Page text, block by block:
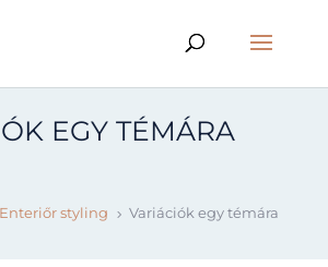
EGY TÉMÁRA
Enteriőr styling 5 Variációk egy témára